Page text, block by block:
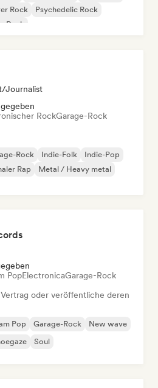
Rock
Psychedelic Rock
Rock
Journalist
RockGarage-Rock
Rock Indie-Folk
Indie-Pop
Rap
Metal / Heavy metal
PopElectronicaGarage-Rock
oder veröffentliche deren
Pop Garage-Rock
New wave
Soul